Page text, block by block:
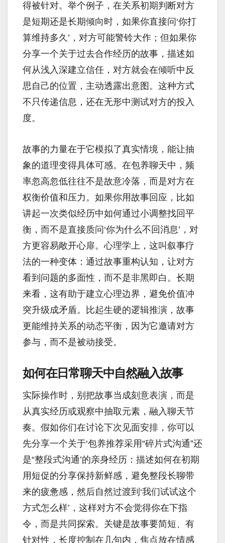
得被针对。举个例子，在关系初期判断对方
是短期还是长期倾向时，如果你直接问‘你打
算维持多久’，对方可能警铃大作；但如果你
分享一个关于过去合作经历的故事，描述如
何从浅入深建立信任，对方就会在倾听中反
思自己的位置，主动透露出意图。这种方式
不只传递信息，还在无形中测试对方的投入
度。
故事的力量在于它模拟了真实情境，能让抽
象的道理变得具体可感。在包养聊天中，频
率忽高忽低往往不是故意冷落，而是对方在
权衡价值和压力。如果你用故事回应，比如
讲起一次类似经历中如何通过小调整找回平
衡，而不是直接质问‘你为什么不回消息’，对
方更容易敞开心扉。心理学上，这叫叙事疗
法的一种变体：通过故事重构认知，让对方
看到问题的多面性，而不是非黑即白。长期
来看，这有助于建立心理边界，避免价值冲
突升级成矛盾。比起生硬的逻辑推演，故事
更能维持关系的动态平衡，因为它邀请对方
参与，而不是被动接受。
如何在日常聊天中自然融入故事
实际操作时，别把故事当成刻意表演，而是
从真实经历或观察中抽取元素，融入聊天节
奏。假如你们在讨论下次见面安排，你可以
先分享一个关于‘包养推荐采用“碎片式沟通”还
是“整段式沟通’的亲身经历：描述如何在初期
用短促的分享保持新鲜感，避免整段长聊带
来的疲惫感，然后自然过渡到‘我们试试这个
方式怎么样’，这样对方不会觉得你在下指
令，而是共同探索。关键是故事要简短、有
针对性，长度控制在几句内，焦点放在情感